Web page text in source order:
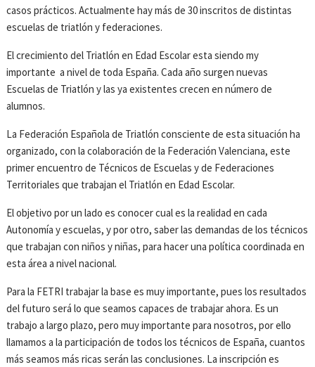
casos prácticos. Actualmente hay más de 30 inscritos de distintas
escuelas de triatlón y federaciones.
El crecimiento del Triatlón en Edad Escolar esta siendo my
importante a nivel de toda España. Cada año surgen nuevas
Escuelas de Triatlón y las ya existentes crecen en número de
alumnos.
La Federación Española de Triatlón consciente de esta situación ha
organizado, con la colaboración de la Federación Valenciana, este
primer encuentro de Técnicos de Escuelas y de Federaciones
Territoriales que trabajan el Triatlón en Edad Escolar.
El objetivo por un lado es conocer cual es la realidad en cada
Autonomía y escuelas, y por otro, saber las demandas de los técnicos
que trabajan con niños y niñas, para hacer una política coordinada en
esta área a nivel nacional.
Para la FETRI trabajar la base es muy importante, pues los resultados
del futuro será lo que seamos capaces de trabajar ahora. Es un
trabajo a largo plazo, pero muy importante para nosotros, por ello
llamamos a la participación de todos los técnicos de España, cuantos
más seamos más ricas serán las conclusiones. La inscripción es